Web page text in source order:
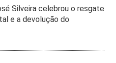
Silveira celebrou o resgate
e a devolução do